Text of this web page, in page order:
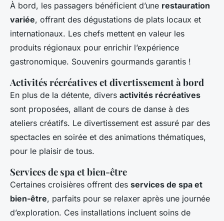
À bord, les passagers bénéficient d’une restauration
variée, offrant des dégustations de plats locaux et
internationaux. Les chefs mettent en valeur les
produits régionaux pour enrichir l’expérience
gastronomique. Souvenirs gourmands garantis !
Activités récréatives et divertissement à bord
En plus de la détente, divers activités récréatives
sont proposées, allant de cours de danse à des
ateliers créatifs. Le divertissement est assuré par des
spectacles en soirée et des animations thématiques,
pour le plaisir de tous.
Services de spa et bien-être
Certaines croisières offrent des services de spa et
bien-être, parfaits pour se relaxer après une journée
d’exploration. Ces installations incluent soins de